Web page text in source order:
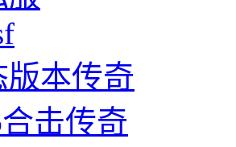
版本传奇
击传奇